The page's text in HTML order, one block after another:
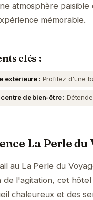
atmosphère
mémorable.
clés :
extérieure : Profitez d'une
centre de bien-être :
La Perle du
au La Perle du
de l'agitation, cet
chaleureux et des